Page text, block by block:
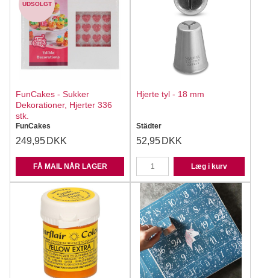
UDSOLGT
FunCakes - Sukker
Dekorationer, Hjerter 336
stk.
FunCakes
249,95 DKK
FÅ MAIL NÅR LAGER
Hjerte tyl - 18 mm
Städter
52,95 DKK
Læg i kurv